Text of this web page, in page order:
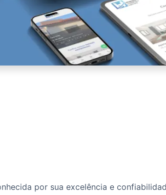
por sua excelência e